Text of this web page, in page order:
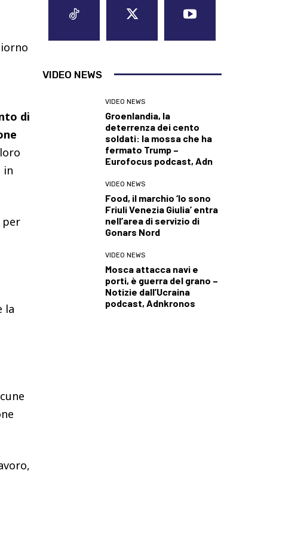
di
in
per
la
VIDEO NEWS
VIDEO NEWS
Groenlandia, la
deterrenza dei cento
soldati: la mossa che ha
fermato Trump –
Eurofocus podcast, Adn
VIDEO NEWS
Food, il marchio ‘Io sono
Friuli Venezia Giulia’ entra
nell’area di servizio di
Gonars Nord
VIDEO NEWS
Mosca attacca navi e
porti, è guerra del grano –
Notizie dall’Ucraina
podcast, Adnkronos